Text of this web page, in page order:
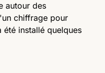
autour des
chiffrage pour
installé quelques